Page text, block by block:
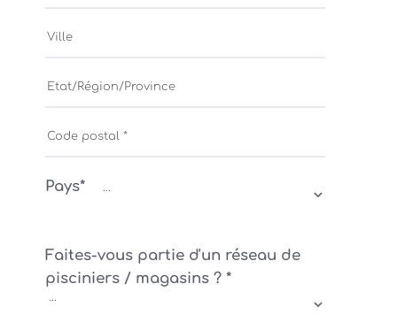
Pays*
Faites-vous partie d'un réseau de
pisciniers / magasins ? *